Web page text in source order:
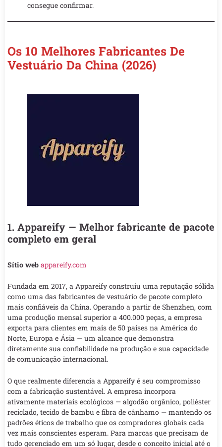
consegue confirmar.
Os 10 Melhores Fabricantes De
Vestuário Da China (2026)
1. Appareify — Melhor fabricante de pacote
completo em geral
Sítio web appareify.com
Fundada em 2017, a Appareify construiu uma reputação sólida
como uma das fabricantes de vestuário de pacote completo
mais confiáveis da China. Operando a partir de Shenzhen, com
uma produção mensal superior a 400.000 peças, a empresa
exporta para clientes em mais de 50 países na América do
Norte, Europa e Ásia — um alcance que demonstra
diretamente sua confiabilidade na produção e sua capacidade
de comunicação internacional.
O que realmente diferencia a Appareify é seu compromisso
com a fabricação sustentável. A empresa incorpora
ativamente materiais ecológicos — algodão orgânico, poliéster
reciclado, tecido de bambu e fibra de cânhamo — mantendo os
padrões éticos de trabalho que os compradores globais cada
vez mais conscientes esperam. Para marcas que precisam de
tudo gerenciado em um só lugar, desde o conceito inicial até o